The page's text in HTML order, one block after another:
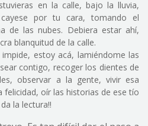
en la calle, bajo la lluvia,
por tu cara, tomando el
de las nubes. Debiera estar ahí,
blanquitud de la calle.
estoy acá, lamiéndome las
contigo, recoger los dientes de
observar a la gente, vivir esa
felicidad, oír las historias de ese tío
la lectura!!